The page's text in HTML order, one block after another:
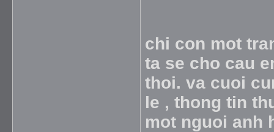
chi con mot
ta se cho cau
thoi. va cuoi
le , thong tin
mot nguoi anh